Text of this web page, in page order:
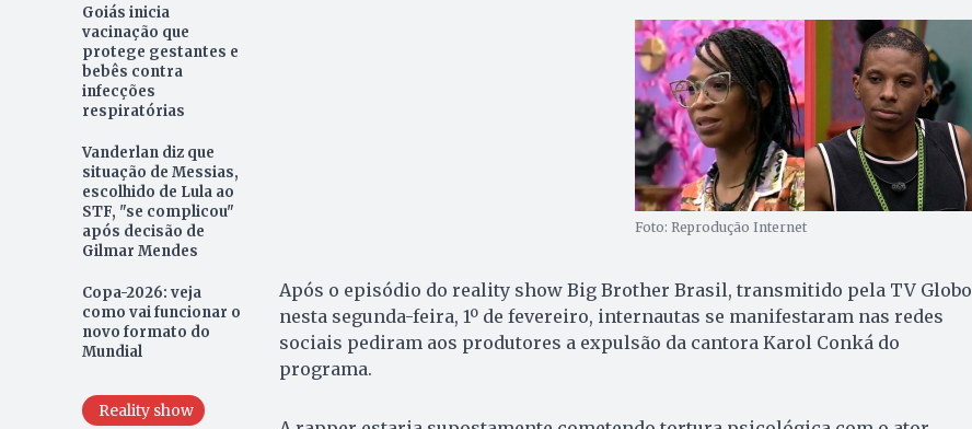
Goiás inicia
vacinação que
protege gestantes e
bebês contra
infecções
respiratórias
Vanderlan diz que
situação de Messias,
escolhido de Lula ao
STF, "se complicou"
após decisão de
Gilmar Mendes
Copa-2026: veja
como vai funcionar o
novo formato do
Mundial
Reality show
Foto: Reprodução Internet
Após o episódio do reality show Big Brother Brasil, transmitido pela TV Globo
nesta segunda-feira, 1º de fevereiro, internautas se manifestaram nas redes
sociais pediram aos produtores a expulsão da cantora Karol Conká do
programa.